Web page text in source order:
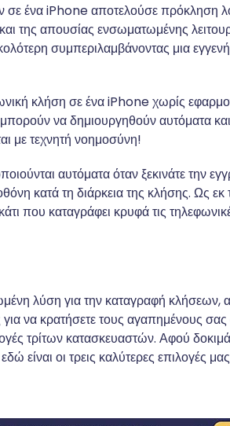
σε ένα iPhone αποτελούσε πρόκληση
της απουσίας ενσωματωμένης
συμπεριλαμβάνοντας μια εγγενή
κλήση σε ένα iPhone χωρίς
να δημιουργηθούν αυτόματα
με τεχνητή νοημοσύνη!
αυτόματα όταν ξεκινάτε την
κατά τη διάρκεια της κλήσης. Ως εκ
που καταγράφει κρυφά τις
λύση για την καταγραφή κλήσεων,
για να κρατήσετε τους αγαπημένους
τρίτων κατασκευαστών. Αφού
είναι οι τρεις καλύτερες επιλογές